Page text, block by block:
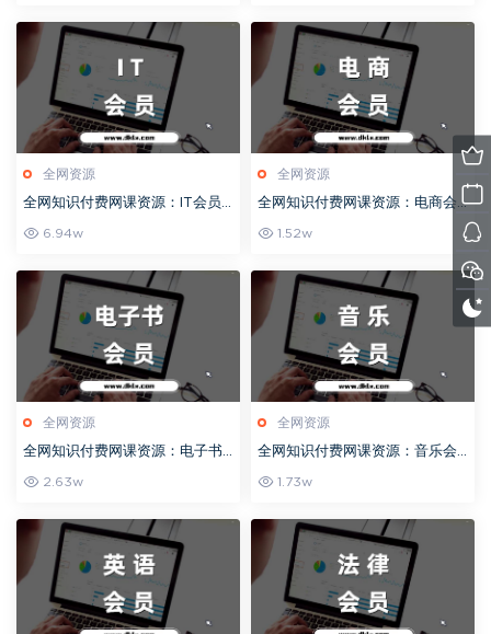
全网资源
全网知识付费网课资源：IT会员-
社群教程目录持续更新（2024）
6.94w
全网资源
全网知识付费网课资源：电商会
员-社群教程目录持续更新（202
1.52w
全网资源
全网知识付费网课资源：电子书
会员-社群教程目录持续更新（2
2.63w
全网资源
全网知识付费网课资源：音乐会
员-社群教程目录持续更新（202
1.73w